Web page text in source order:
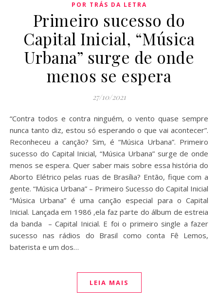
POR TRÁS DA LETRA
Primeiro sucesso do
Capital Inicial, “Música
Urbana” surge de onde
menos se espera
27/10/2021
“Contra todos e contra ninguém, o vento quase sempre
nunca tanto diz, estou só esperando o que vai acontecer”.
Reconheceu a canção? Sim, é “Música Urbana”. Primeiro
sucesso do Capital Inicial, “Música Urbana” surge de onde
menos se espera. Quer saber mais sobre essa história do
Aborto Elétrico pelas ruas de Brasília? Então, fique com a
gente. “Música Urbana” – Primeiro Sucesso do Capital Inicial
“Música Urbana” é uma canção especial para o Capital
Inicial. Lançada em 1986 ,ela faz parte do álbum de estreia
da banda – Capital Inicial. E foi o primeiro single a fazer
sucesso nas rádios do Brasil como conta Fê Lemos,
baterista e um dos…
LEIA MAIS